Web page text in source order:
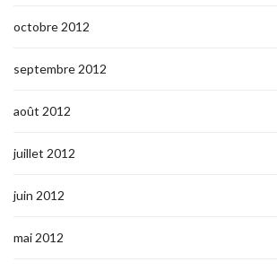
octobre 2012
septembre 2012
août 2012
juillet 2012
juin 2012
mai 2012